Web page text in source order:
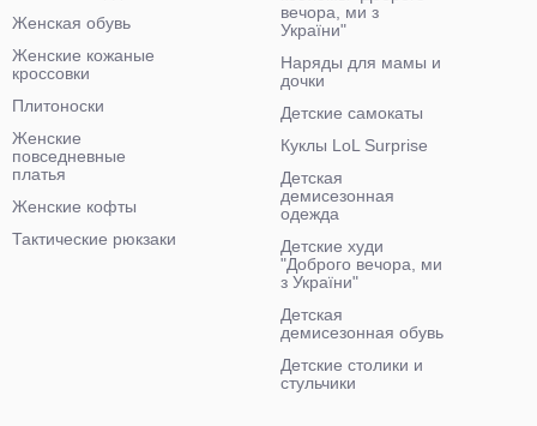
Женская обувь
Женские кожаные
кроссовки
Плитоноски
Женские
повседневные
платья
Женские кофты
Тактические рюкзаки
вечора, ми з
України"
Наряды для мамы и
дочки
Детские самокаты
Куклы LoL Surprise
Детская
демисезонная
одежда
Детские худи
"Доброго вечора, ми
з України"
Детская
демисезонная обувь
Детские столики и
стульчики